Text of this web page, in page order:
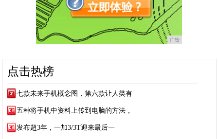
广告
点击热榜
七款未来手机概念图，第六款让人类有
五种将手机中资料上传到电脑的方法，
发布超3年，一加3/3T迎来最后一